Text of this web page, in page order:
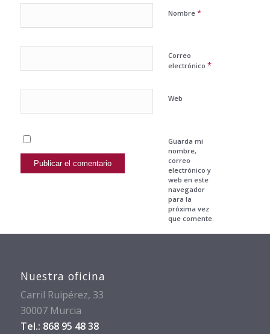
Nombre *
Correo
electrónico *
Web
Guarda mi
nombre,
correo
electrónico y
web en este
navegador
para la
próxima vez
que comente.
Nuestra oficina
Carril Ruipérez, 33
30007 Murcia
Tel.: 868 95 48 38